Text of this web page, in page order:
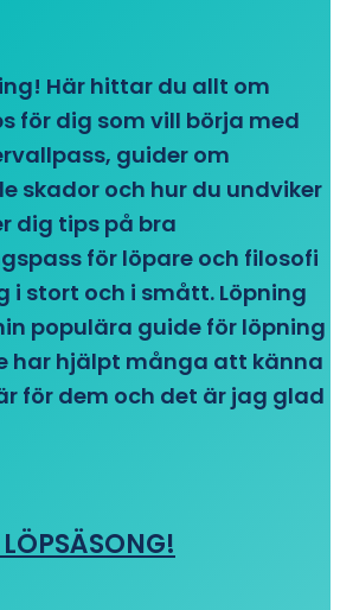
Här hittar du allt om
för dig som vill börja med
guider om
skador och hur du undviker
dig tips på bra
för löpare och filosofi
i stort och i smått. Löpning
populära guide för löpning
har hjälpt många att känna
för dem och det är jag glad